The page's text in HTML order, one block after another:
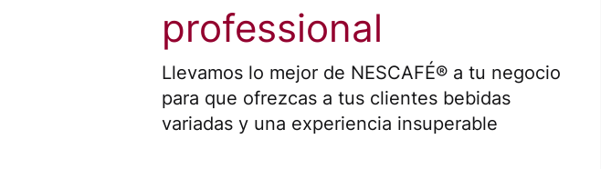
professional
Llevamos lo mejor de NESCAFÉ® a tu negocio
para que ofrezcas a tus clientes bebidas
variadas y una experiencia insuperable